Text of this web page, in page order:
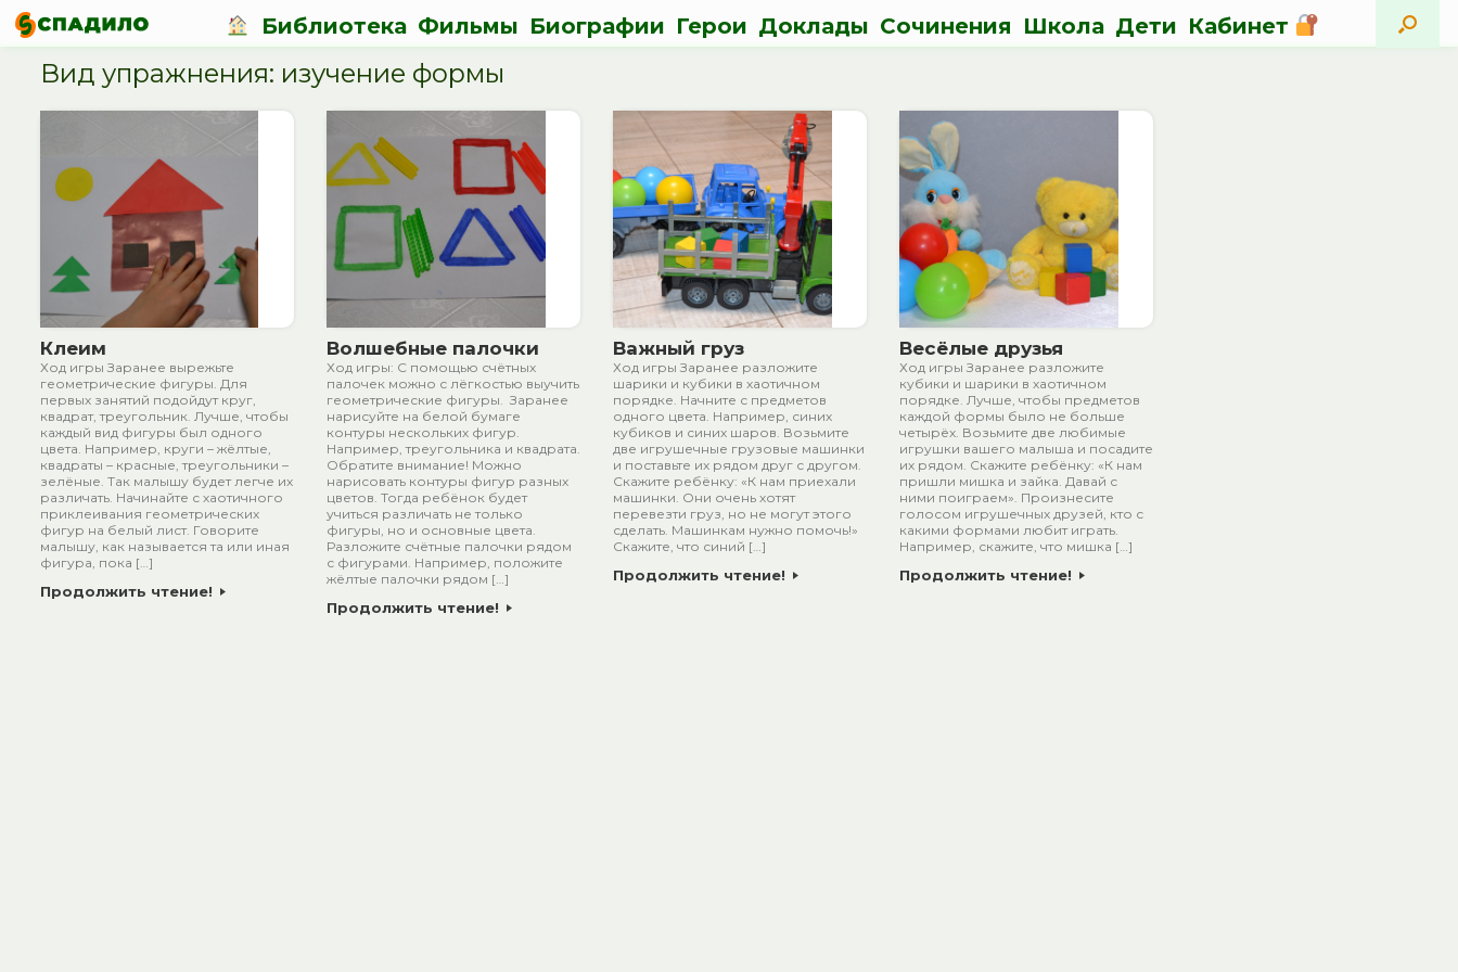
Библиотека Фильмы Биографии Герои Доклады Сочинения Школа Дети Кабинет
Вид упражнения: изучение формы
Клеим
Ход игры Заранее вырежьте
геометрические фигуры. Для
первых занятий подойдут круг,
квадрат, треугольник. Лучше, чтобы
каждый вид фигуры был одного
цвета. Например, круги – жёлтые,
квадраты – красные, треугольники –
зелёные. Так малышу будет легче их
различать. Начинайте с хаотичного
приклеивания геометрических
фигур на белый лист. Говорите
малышу, как называется та или иная
фигура, пока […]
Продолжить чтение!
Волшебные палочки
Ход игры: С помощью счётных
палочек можно с лёгкостью выучить
геометрические фигуры. Заранее
нарисуйте на белой бумаге
контуры нескольких фигур.
Например, треугольника и квадрата.
Обратите внимание! Можно
нарисовать контуры фигур разных
цветов. Тогда ребёнок будет
учиться различать не только
фигуры, но и основные цвета.
Разложите счётные палочки рядом
с фигурами. Например, положите
жёлтые палочки рядом […]
Продолжить чтение!
Важный груз
Ход игры Заранее разложите
шарики и кубики в хаотичном
порядке. Начните с предметов
одного цвета. Например, синих
кубиков и синих шаров. Возьмите
две игрушечные грузовые машинки
и поставьте их рядом друг с другом.
Скажите ребёнку: «К нам приехали
машинки. Они очень хотят
перевезти груз, но не могут этого
сделать. Машинкам нужно помочь!»
Скажите, что синий […]
Продолжить чтение!
Весёлые друзья
Ход игры Заранее разложите
кубики и шарики в хаотичном
порядке. Лучше, чтобы предметов
каждой формы было не больше
четырёх. Возьмите две любимые
игрушки вашего малыша и посадите
их рядом. Скажите ребёнку: «К нам
пришли мишка и зайка. Давай с
ними поиграем». Произнесите
голосом игрушечных друзей, кто с
какими формами любит играть.
Например, скажите, что мишка […]
Продолжить чтение!